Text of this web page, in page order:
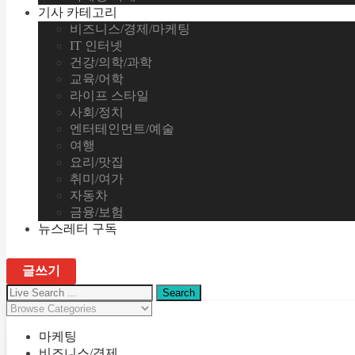
기사 카테고리
비즈니스/경제/마케팅
IT 인터넷
건강/의학/과학
교육/어학
라이프 스타일
사회/정치
엔터테인먼트/예술
여행
요리/맛집
취미/여가
자동차
금융/보험
뉴스레터 구독
글쓰기
마케팅